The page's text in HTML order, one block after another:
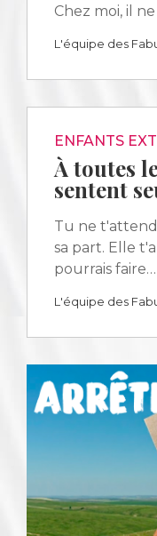
Chez moi, il
L'équipe des
ENFANTS
À toutes
sentent
Tu ne
sa part. Elle
pourrais faire…
L'équipe des